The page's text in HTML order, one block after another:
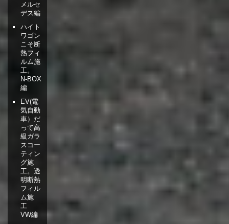
メルセ
デス編
ハイト
ワゴン
こそ断
熱フィ
ルム施
工。
N-BOX
編
EV(電
気自動
車）だ
って高
級ガラ
スコー
ティン
グ施
工。透
明断熱
フィル
ム施
工
VW編